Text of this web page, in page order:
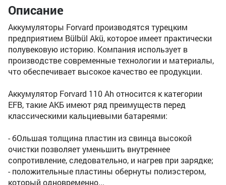
Описание
Аккумуляторы Forvard производятся турецким
предприятием Bülbül Akü, которое имеет практически
полувековую историю. Компания использует в
производстве современные технологии и материалы,
что обеспечивает высокое качество ее продукции.
Аккумулятор Forvard 110 Ah относится к категории
EFB, такие АКБ имеют ряд преимуществ перед
классическими кальциевыми батареями:
- бОльшая толщина пластин из свинца высокой
очистки позволяет уменьшить внутреннее
сопротивление, следовательно, и нагрев при зарядке;
- положительные пластины обернуты полиэстером,
который одновременно...